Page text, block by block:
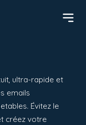
ultra-rapide et
emails
Évitez le
créez votre